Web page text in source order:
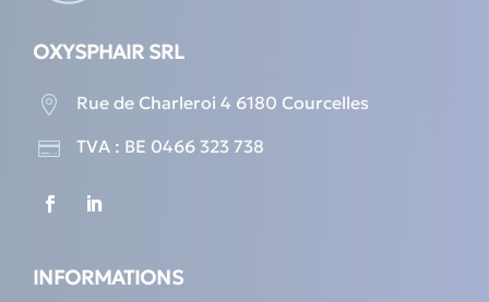
OXYSPHAIR SRL
 Rue de Charleroi 4 6180 Courcelles
 TVA : BE 0466 323 738
INFORMATIONS